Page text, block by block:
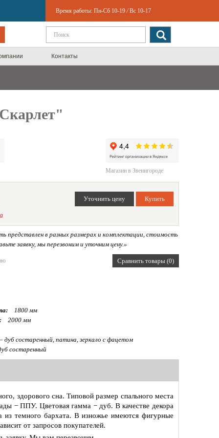
Время работы: Пн-Сб 10-19 / Вс 10-17
Контакты
Магазин в Звенигороде
в разных размерах и комплектации, стоимость
заявку, мы перезвоним и уточним цену.»
Сравнить товары (0)
1800 мм
2000 мм
дуб состаренный, патина, зеркало с фацетом
состаренный
здорового сна. Типовой размер спального места
− ППУ. Цветовая гамма − дуб. В качестве декора
из темного бархата. В изножье имеются фигурные
от запросов покупателей.